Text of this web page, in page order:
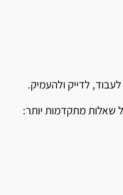
לדייק ולהעמיק.
שאלות מתקדמות יותר: